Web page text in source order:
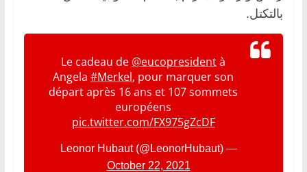
بالتكتل.
Le cadeau de ⁦ @eucopresident⁩ à
Angela#Merkel, pour marquer son
départ après 16 ans et 107 sommets
européens
pic.twitter.com/FX975gZcDF
— Leonor Hubaut (@LeonorHubaut)
October 22, 2021